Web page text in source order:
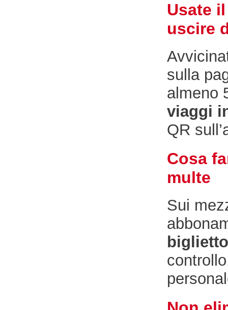
Usate
uscire
sulla
almeno
viaggi
QR
Cosa
multe
Sui